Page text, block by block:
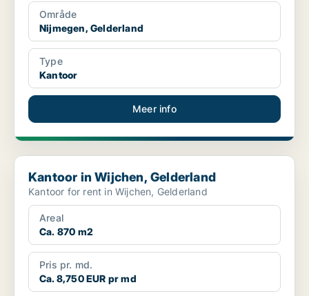
Område
Nijmegen, Gelderland
Type
Kantoor
Meer info
Kantoor in Wijchen, Gelderland
Kantoor in Wijchen, Gelderland
Kantoor for rent in Wijchen, Gelderland
Areal
Ca. 870 m2
Pris pr. md.
Ca. 8,750 EUR pr md